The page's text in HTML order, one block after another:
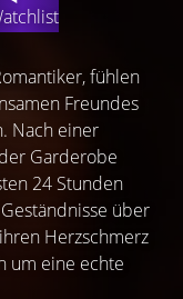
fühlen
Freundes
Nach einer
Garderobe
24 Stunden
über
Herzschmerz
um eine echte